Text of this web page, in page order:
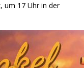
um 17 Uhr in der